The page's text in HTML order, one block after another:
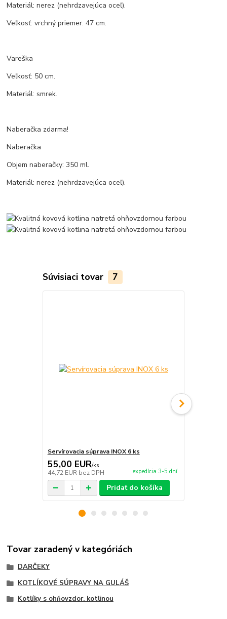
Materiál: nerez (nehrdzavejúca oceľ).
Veľkosť: vrchný priemer: 47 cm.
Vareška
Veľkosť: 50 cm.
Materiál: smrek.
Naberačka zdarma!
Naberačka
Objem naberačky: 350 ml.
Materiál: nerez (nehrdzavejúca oceľ).
Súvisiaci tovar 7
Servírovacia súprava INOX 6 ks
55,00 EUR/ks
44,72 EUR bez DPH expedícia 3-5 dní
Pridať do košíka
Tovar zaradený v kategóriách
DARČEKY
KOTLÍKOVÉ SÚPRAVY NA GULÁŠ
Kotlíky s ohňovzdor. kotlinou